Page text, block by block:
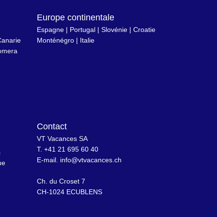
Europe continentale
Espagne | Portugal | Slovénie | Croatie
Monténégro | Italie
Contact
VT Vacances SA
T. +41 21 695 60 40
E-mail. info@vtvacances.ch
Ch. du Croset 7
CH-1024 ECUBLENS